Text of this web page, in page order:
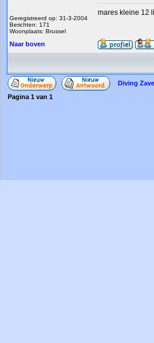
Geregistreerd op: 31-3-2004
Berichten: 171
Woonplaats: Brussel
mares kleine 12
Naar boven
Diving
Pagina 1 van 1